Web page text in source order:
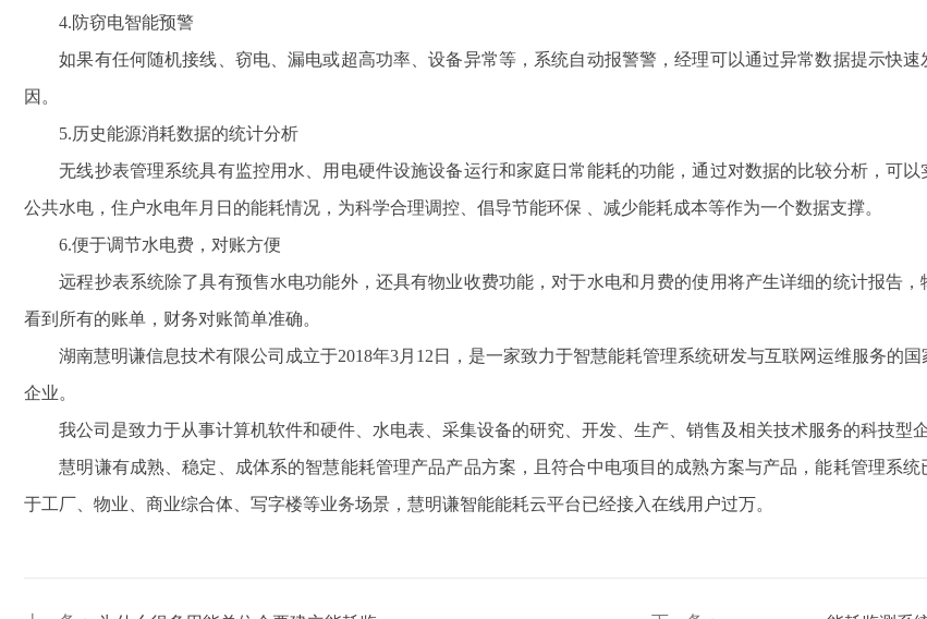
4.防窃电智能预警
如果有任何随机接线、窃电、漏电或超高功率、设备异常等，系统自动报警警，经理可以通过异常数据提示快速
因。
5.历史能源消耗数据的统计分析
无线抄表管理系统具有监控用水、用电硬件设施设备运行和家庭日常能耗的功能，通过对数据的比较分析，可以
公共水电，住户水电年月日的能耗情况，为科学合理调控、倡导节能环保 、减少能耗成本等作为一个数据支撑。
6.便于调节水电费，对账方便
远程抄表系统除了具有预售水电功能外，还具有物业收费功能，对于水电和月费的使用将产生详细的统计报告，
看到所有的账单，财务对账简单准确。
湖南慧明谦信息技术有限公司成立于2018年3月12日，是一家致力于智慧能耗管理系统研发与互联网运维服务的国
企业。
我公司是致力于从事计算机软件和硬件、水电表、采集设备的研究、开发、生产、销售及相关技术服务的科技型企
慧明谦有成熟、稳定、成体系的智慧能耗管理产品产品方案，且符合中电项目的成熟方案与产品，能耗管理系统
于工厂、物业、商业综合体、写字楼等业务场景，慧明谦智能能耗云平台已经接入在线用户过万。